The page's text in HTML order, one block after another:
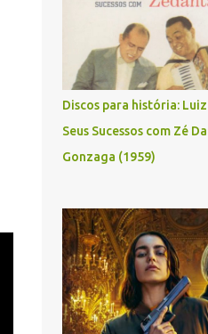
Discos para história:
Seus Sucessos com Zé
Gonzaga (1959)